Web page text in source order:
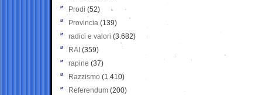
Prodi (52)
Provincia (139)
radici e valori (3.682)
RAI (359)
rapine (37)
Razzismo (1.410)
Referendum (200)